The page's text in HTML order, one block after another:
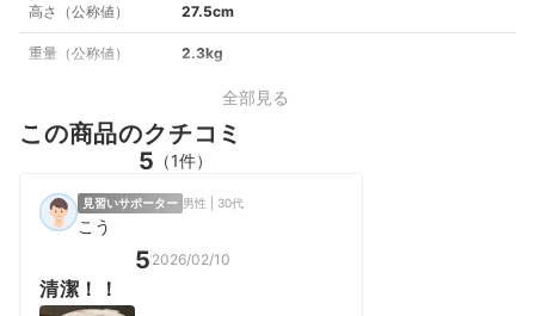
高さ（公称値） 27.5cm
重量（公称値） 2.3kg
全部見る
この商品のクチコミ
5 （1件）
見習いサポーター 男性 | 30代
こう
5 2026/02/10
清潔！！